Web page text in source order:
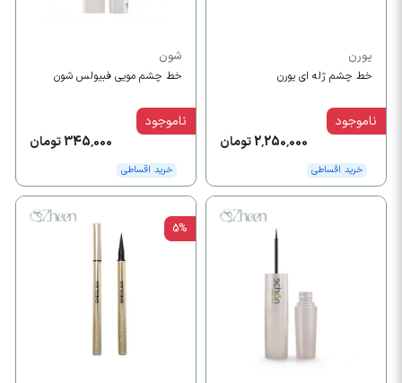
یورن
خط چشم ژله ای یورن
2,250,000 تومان
خرید اقساطی
ناموجود
شون
‫خط چشم مویی فبیولس شون
345,000 تومان
خرید اقساطی
ناموجود
5%